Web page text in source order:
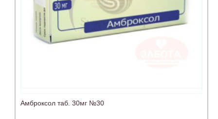
Амброксол таб. 30мг №30